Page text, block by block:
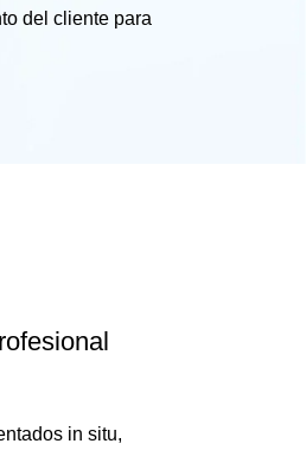
del cliente para
in situ,